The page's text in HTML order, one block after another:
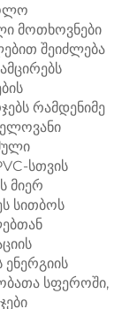
მოთხოვნები
შეიძლება
რამდენიმე
სთვის
მიერ
სითბოს
სფეროში,